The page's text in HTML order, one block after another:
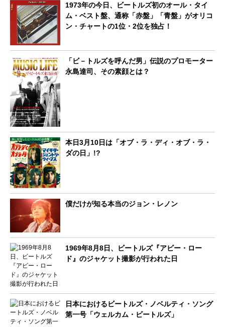
1973年の今日、ビートルズ初のオール・タイ
ム・ベスト盤、通称「赤盤」「青盤」がオリコ
ン・チャートの1位・2位を独占！
「ビ－トルズを呼んだ男」伝説のプロモーター
永島達司、その素顔とは？
本日3月10日は「オブ・ラ・ディ・オブ・ラ・
ダの日」!?
僕だけが知る本当のジョン・レノン
1969年8月8日、ビートルズ『アビー・ロー
ド』のジャケット撮影が行われた日
日本におけるビートルズ・ノベルティ・ソング
第一号「ウェルカム・ビートルズ」